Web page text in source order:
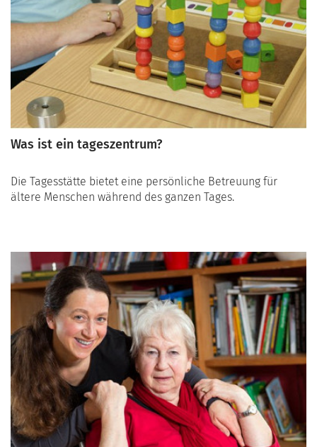
Was ist ein tageszentrum?
Die Tagesstätte bietet eine persönliche Betreuung für
ältere Menschen während des ganzen Tages.